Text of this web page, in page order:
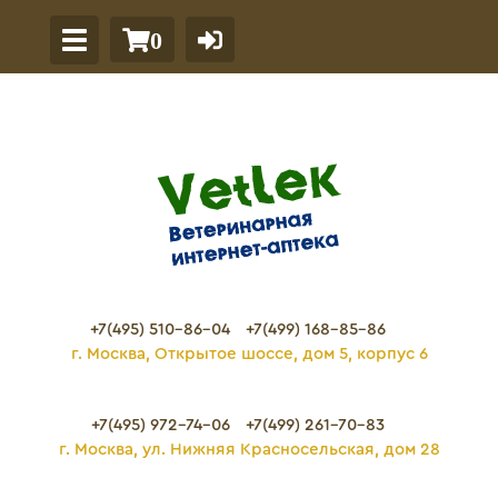
0
+7(495) 510-86-04
+7(499) 168-85-86
г. Москва, Открытое шоссе, дом 5, корпус 6
+7(495) 972-74-06
+7(499) 261-70-83
г. Москва, ул. Нижняя Красносельская, дом 28